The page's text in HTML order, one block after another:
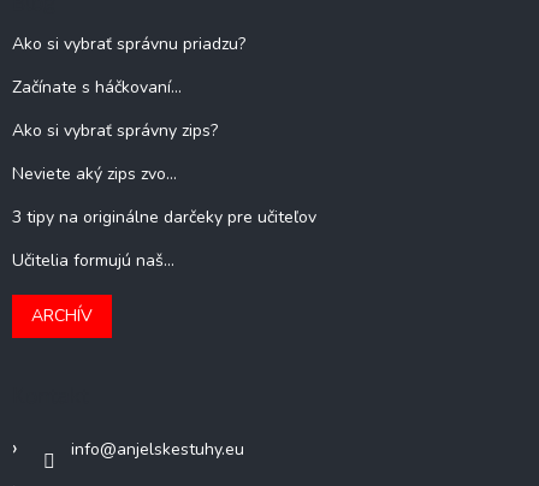
Ako si vybrať správnu priadzu?
Začínate s háčkovaní...
Ako si vybrať správny zips?
Neviete aký zips zvo...
3 tipy na originálne darčeky pre učiteľov
Učitelia formujú naš...
ARCHÍV
info@anjelskestuhy.eu